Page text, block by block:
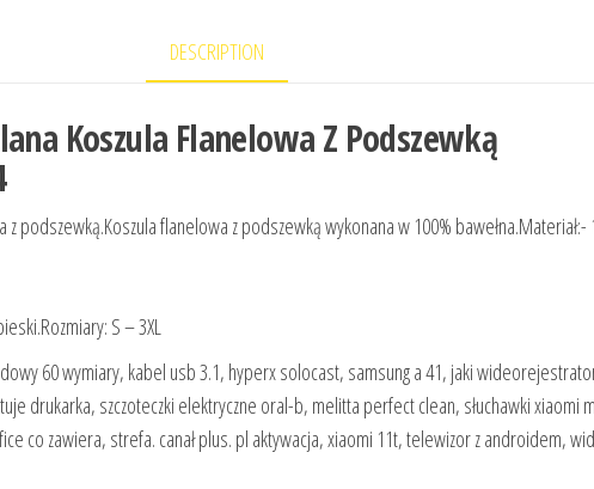
DESCRIPTION
Koszula Flanelowa Z Podszewką
podszewką.Koszula flanelowa z podszewką wykonana w 100% bawełna.Materiał:-
S – 3XL
60 wymiary, kabel usb 3.1, hyperx solocast, samsung a 41, jaki
drukarka, szczoteczki elektryczne oral-b, melitta perfect clean, słuchawki xiaomi
co zawiera, strefa. canał plus. pl aktywacja, xiaomi 11t, telewizor z androidem,